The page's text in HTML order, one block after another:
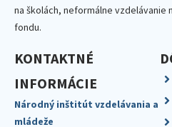
na školách, neformálne vzdelávanie
fondu.
KONTAKTNÉ
INFORMÁCIE
Národný inštitút vzdelávania a
mládeže